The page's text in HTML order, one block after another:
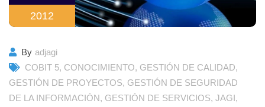
2012
By adjagi
COBIT 5, CONOCIMIENTO, GESTIÓN DE CALIDAD,
GESTIÓN DE PROYECTOS, GESTIÓN DE SEGURIDAD
DE LA INFORMACIÓN, GESTIÓN DE SERVICIOS, JAGI,